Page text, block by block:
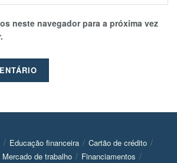
neste navegador para a próxima vez
Educação financeira
Cartão de crédito
Mercado de trabalho
Financiamentos